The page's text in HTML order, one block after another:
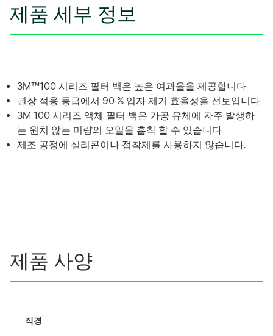
제품 세부 정보
3M™100 시리즈 필터 백은 높은 여과율을 제공합니다
권장 적용 등급에서 90 % 입자 제거 효율성을 선보입니다
3M 100 시리즈 액체 필터 백은 가공 유체에 자주 발생하
는 원치 않는 미량의 오일을 흡착 할 수 있습니다
제조 공정에 실리콘이나 접착제를 사용하지 않습니다.
제품 사양
직경